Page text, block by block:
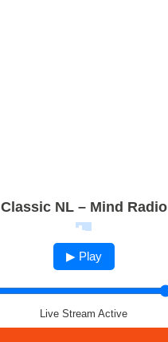
Classic NL – Mind Radio
▶ Play
Live Stream Active